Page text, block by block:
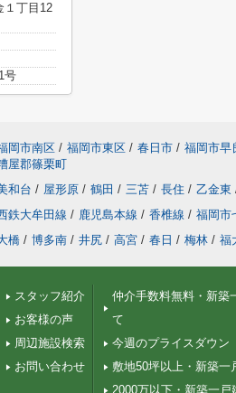
１丁目12
号
岡市南区 / 福岡市東区 / 春日市 / 福岡市早
屋郡篠栗町
和台 / 屋形原 / 鶴田 / 三苫 / 長住 / 乙金東
鉄大牟田線 / 鹿児島本線 / 香椎線 / 福岡市
橋 / 博多南 / 井尻 / 高宮 / 春日 / 梅林 / 福
スタッフ紹介
お客様の声
周辺施設検索
お問い合わせ
仲介手数料無料・新築
て
今週のプライスダウン
敷地50坪以上・新築一
2000万以下・新築一戸